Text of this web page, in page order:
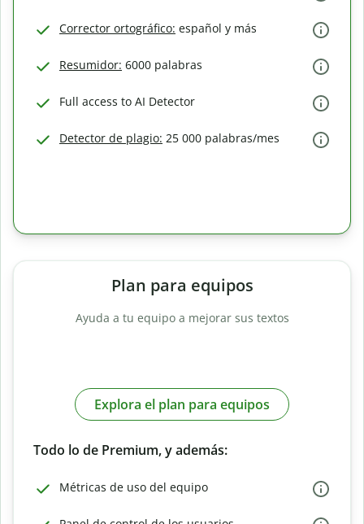
Corrector ortográfico: español y más
Resumidor: 6000 palabras
Full access to AI Detector
Detector de plagio: 25 000 palabras/mes
Plan para equipos
Ayuda a tu equipo a mejorar sus textos
Explora el plan para equipos
Todo lo de Premium, y además:
Métricas de uso del equipo